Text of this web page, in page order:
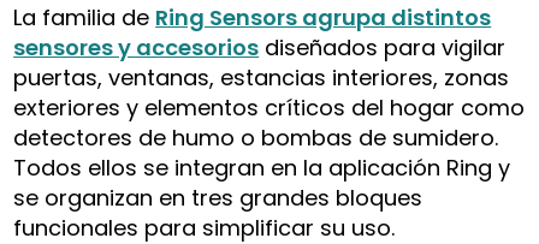
La familia de Ring Sensors agrupa distintos
sensores y accesorios diseñados para vigilar
puertas, ventanas, estancias interiores, zonas
exteriores y elementos críticos del hogar como
detectores de humo o bombas de sumidero.
Todos ellos se integran en la aplicación Ring y
se organizan en tres grandes bloques
funcionales para simplificar su uso.